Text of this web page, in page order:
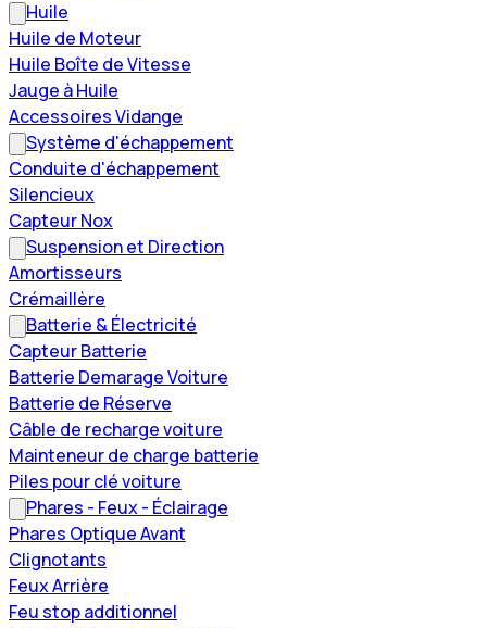
Huile
Huile de Moteur
Huile Boîte de Vitesse
Jauge à Huile
Accessoires Vidange
Système d'échappement
Conduite d'échappement
Silencieux
Capteur Nox
Suspension et Direction
Amortisseurs
Crémaillère
Batterie & Électricité
Capteur Batterie
Batterie Demarage Voiture
Batterie de Réserve
Câble de recharge voiture
Mainteneur de charge batterie
Piles pour clé voiture
Phares - Feux - Éclairage
Phares Optique Avant
Clignotants
Feux Arrière
Feu stop additionnel